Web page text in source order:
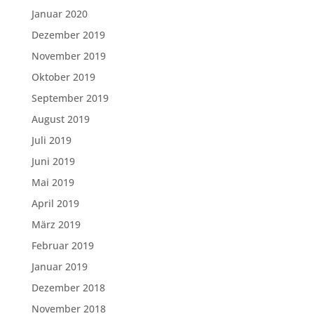
Januar 2020
Dezember 2019
November 2019
Oktober 2019
September 2019
August 2019
Juli 2019
Juni 2019
Mai 2019
April 2019
März 2019
Februar 2019
Januar 2019
Dezember 2018
November 2018